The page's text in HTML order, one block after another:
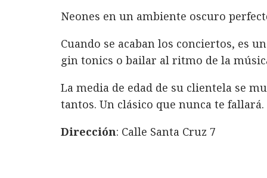
Neones en un ambiente oscuro
Cuando se acaban los conciertos, es
gin tonics o bailar al ritmo de la
La media de edad de su clientela se
tantos. Un clásico que nunca te fallará.
Dirección: Calle Santa Cruz 7